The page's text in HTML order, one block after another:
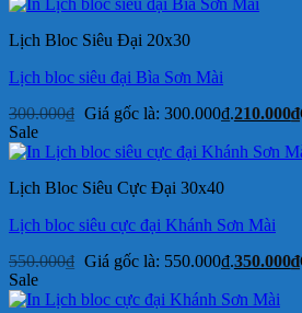
Lịch Bloc Siêu Đại 20x30
Lịch bloc siêu đại Bìa Sơn Mài
300.000₫ Giá gốc là: 300.000₫.210.000₫
Sale
Lịch Bloc Siêu Cực Đại 30x40
Lịch bloc siêu cực đại Khánh Sơn Mài
550.000₫ Giá gốc là: 550.000₫.350.000₫
Sale